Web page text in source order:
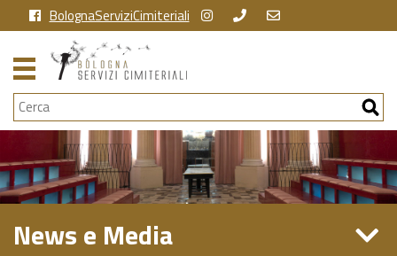
BolognaServiziCimiteriali
Cerca
News e Media